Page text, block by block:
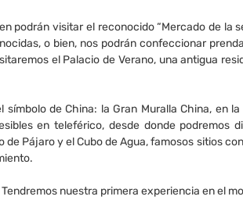
podrán visitar el reconocido “Mercado de la
o bien, nos podrán confeccionar
el Palacio de Verano, una antigua
de China: la Gran Muralla China, en
en teleférico, desde donde podremos
Pájaro y el Cubo de Agua, famosos sitios
nuestra primera experiencia en el